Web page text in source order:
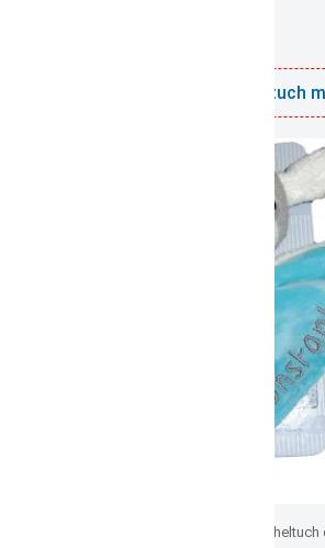
Esel Erik Schmusetuch
Ein personalisiertes Kuscheltuch